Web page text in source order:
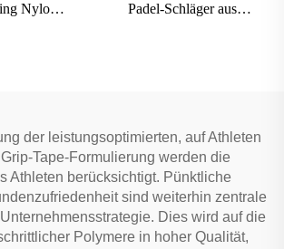
Nylon-
Padel-Schläger aus
der leistungsoptimierten, auf Athleten
Tape-Formulierung werden die
Athleten berücksichtigt. Pünktliche
sind weiterhin zentrale
Dies wird auf die
Polymere in hoher Qualität,